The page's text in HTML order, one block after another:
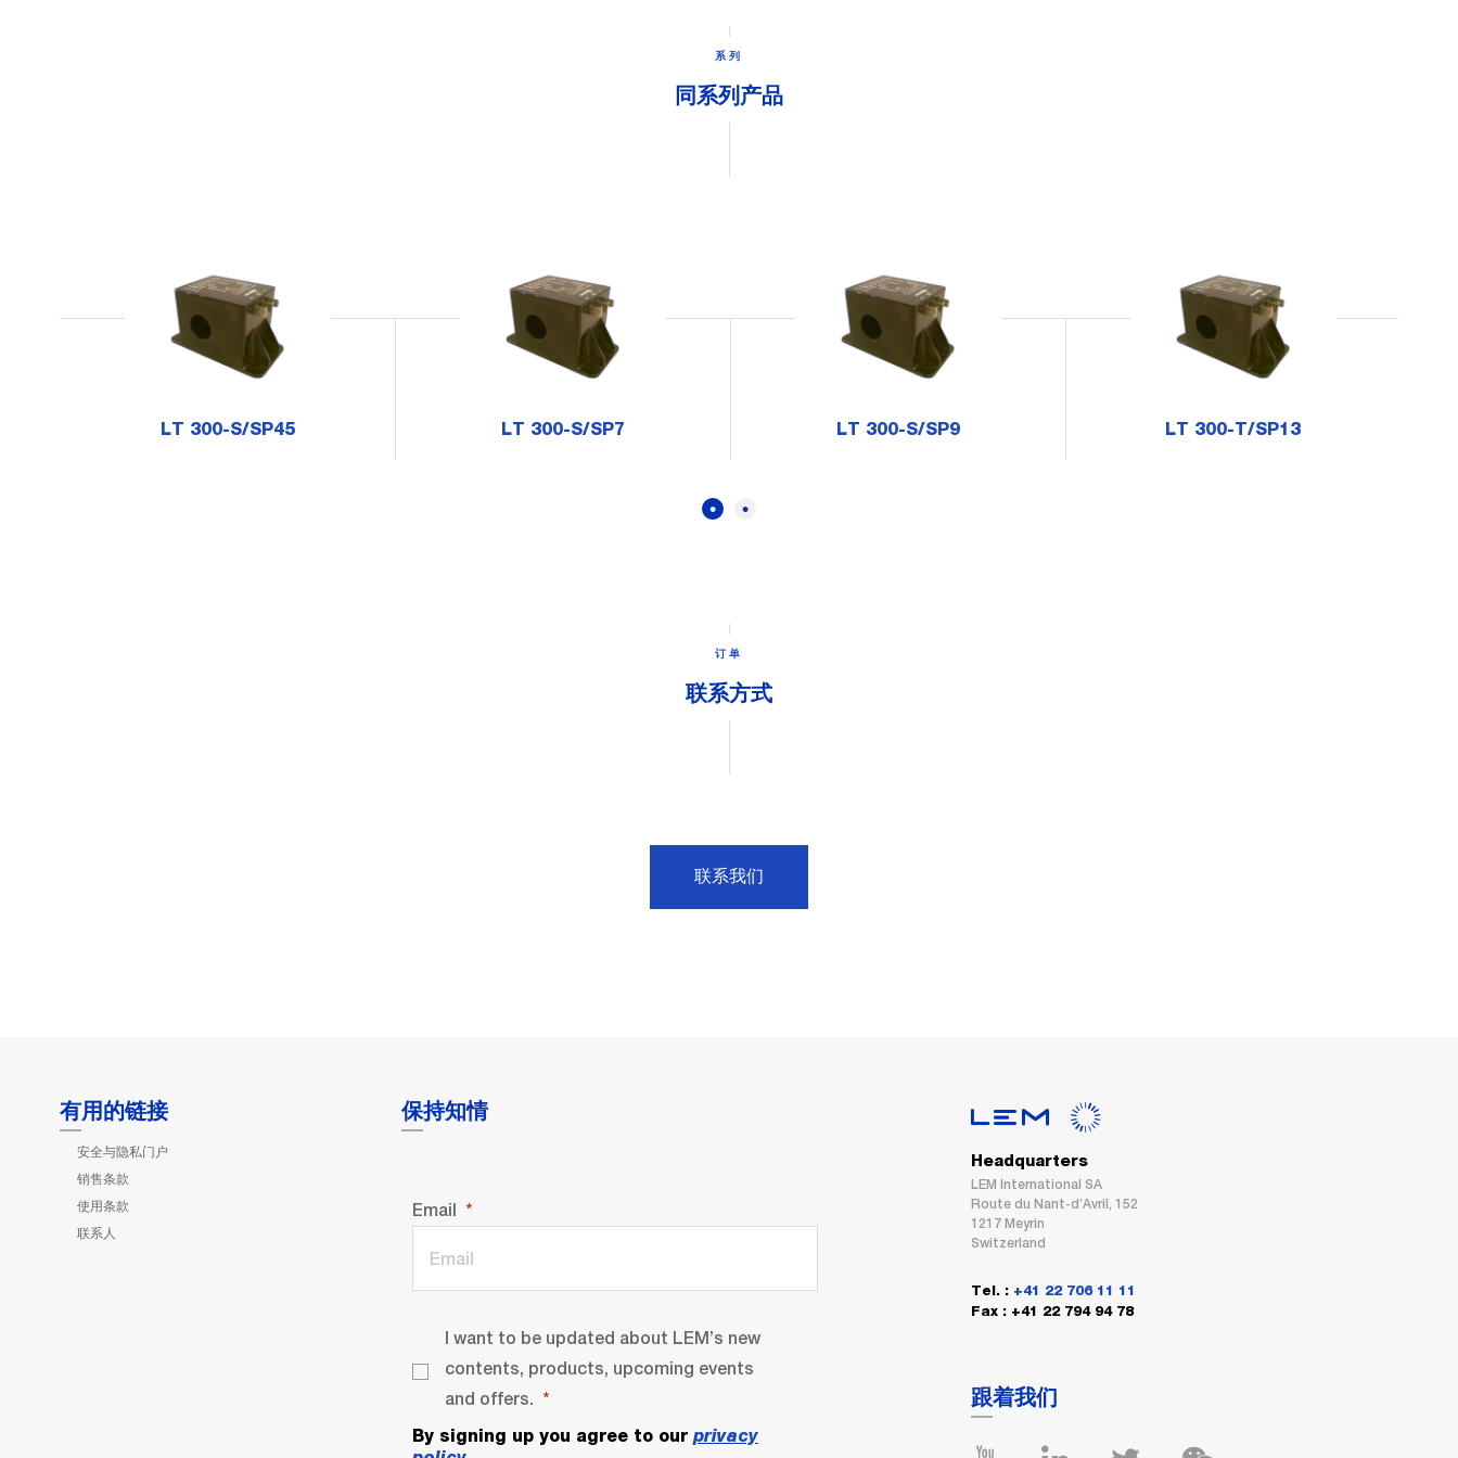
系列
同系列产品
LT 300-S/SP45 LT 300-S/SP7 LT 300-S/SP9 LT 300-T/SP13
订单
联系方式
联系我们
有用的链接
安全与隐私门户
销售条款
使用条款
联系人
保持知情
Email
I want to be updated about LEM’s new
contents, products, upcoming events
and offers.
By signing up you agree to our privacy
Headquarters
LEM International SA
Route du Nant-d’Avril, 152
1217 Meyrin
Switzerland
Tel. : +41 22 706 11 11
Fax : +41 22 794 94 78
跟着我们